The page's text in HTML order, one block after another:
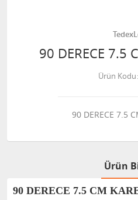
90 DERECE 7.5
Ürün Kodu
90 DERECE 7.5
Ürün
90 DERECE 7.5 CM